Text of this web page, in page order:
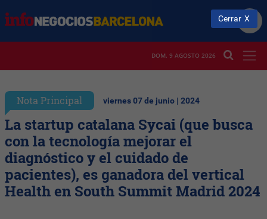
DOM. 9 AGOSTO 2026
Nota Principal viernes 07 de junio | 2024
La startup catalana Sycai (que busca
con la tecnología mejorar el
diagnóstico y el cuidado de
pacientes), es ganadora del vertical
Health en South Summit Madrid 2024
Cerrar